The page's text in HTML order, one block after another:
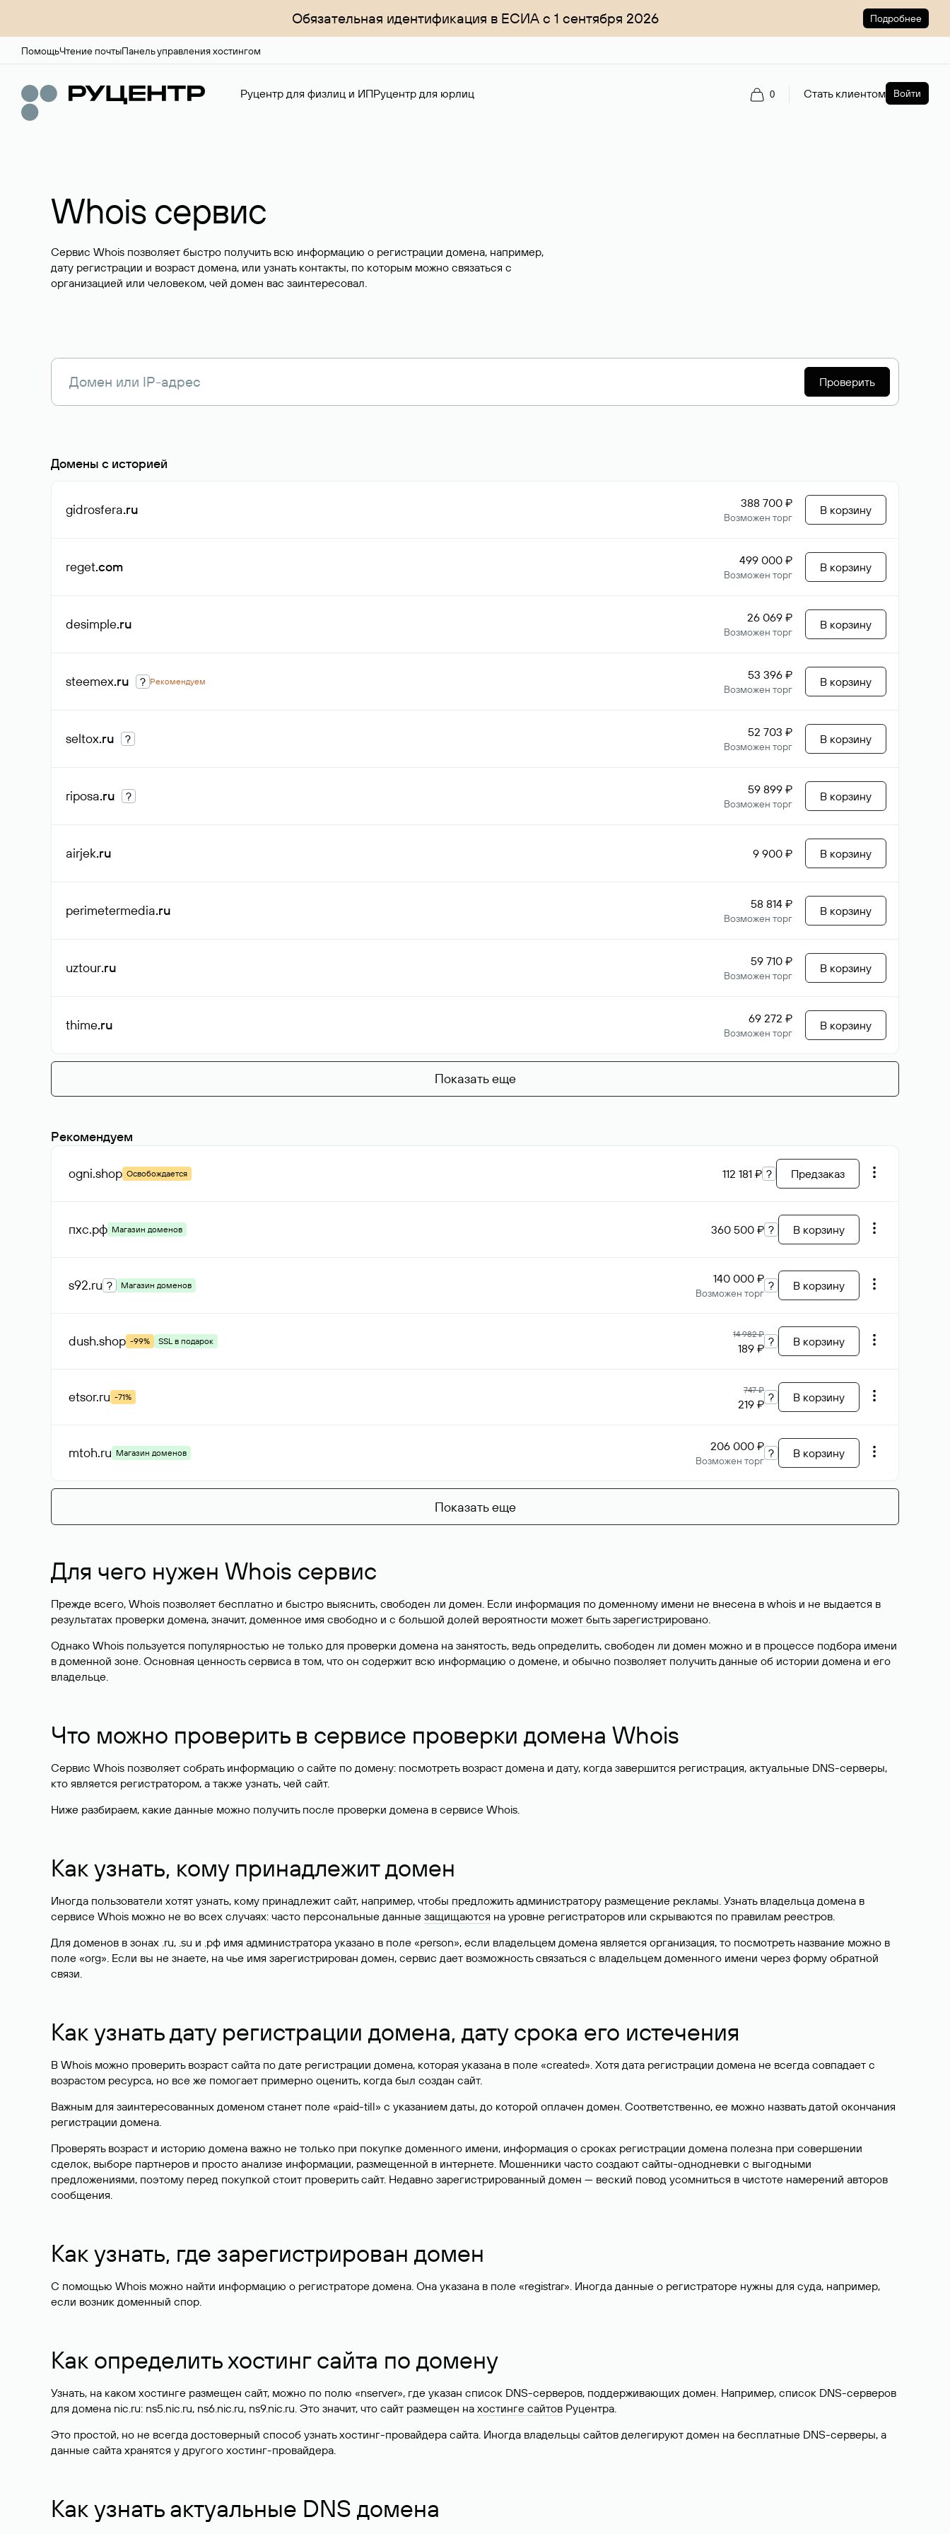
Обязательная идентификация в ЕСИА с 1 сентября 2026 Подробнее
ПомощьЧтение почтыПанель управления хостингом
Руцентр для физлиц и ИПРуцентр для юрлиц 0 Стать клиентом Войти
Whois сервис
Сервис Whois позволяет быстро получить всю информацию о регистрации домена, например,
дату регистрации и возраст домена, или узнать контакты, по которым можно связаться с
организацией или человеком, чей домен вас заинтересовал.
Проверить
Домены с историей
gidrosfera.ru 388 700 ₽
Возможен торг
В корзину
reget.com 499 000 ₽
Возможен торг
В корзину
desimple.ru 26 069 ₽
Возможен торг
В корзину
steemex.ru ? Рекомендуем 53 396 ₽
Возможен торг
В корзину
seltox.ru ? 52 703 ₽
Возможен торг
В корзину
riposa.ru ? 59 899 ₽
Возможен торг
В корзину
airjek.ru 9 900 ₽ В корзину
perimetermedia.ru 58 814 ₽
Возможен торг
В корзину
uztour.ru 59 710 ₽
Возможен торг
В корзину
thime.ru 69 272 ₽
Возможен торг
В корзину
Показать еще
Рекомендуем
ogni.shop Освобождается 112 181 ₽ ? Предзаказ
пхс.рф Магазин доменов 360 500 ₽ ? В корзину
s92.ru ? Магазин доменов 140 000 ₽
Возможен торг
? В корзину
dush.shop -99% SSL в подарок
14 982 ₽
189 ₽ ? В корзину
etsor.ru -71%
747 ₽
219 ₽ ? В корзину
mtoh.ru Магазин доменов 206 000 ₽
Возможен торг
? В корзину
Показать еще
Для чего нужен Whois сервис
Прежде всего, Whois позволяет бесплатно и быстро выяснить, свободен ли домен. Если информация по доменному имени не внесена в whois и не выдается в
результатах проверки домена, значит, доменное имя свободно и с большой долей вероятности может быть зарегистрировано.
Однако Whois пользуется популярностью не только для проверки домена на занятость, ведь определить, свободен ли домен можно и в процессе подбора имени
в доменной зоне. Основная ценность сервиса в том, что он содержит всю информацию о домене, и обычно позволяет получить данные об истории домена и его
владельце.
Что можно проверить в сервисе проверки домена Whois
Сервис Whois позволяет собрать информацию о сайте по домену: посмотреть возраст домена и дату, когда завершится регистрация, актуальные DNS-серверы,
кто является регистратором, а также узнать, чей сайт.
Ниже разбираем, какие данные можно получить после проверки домена в сервисе Whois.
Как узнать, кому принадлежит домен
Иногда пользователи хотят узнать, кому принадлежит сайт, например, чтобы предложить администратору размещение рекламы. Узнать владельца домена в
сервисе Whois можно не во всех случаях: часто персональные данные защищаются на уровне регистраторов или скрываются по правилам реестров.
Для доменов в зонах .ru, .su и .рф имя администратора указано в поле «person», если владельцем домена является организация, то посмотреть название можно в
поле «org». Если вы не знаете, на чье имя зарегистрирован домен, сервис дает возможность связаться с владельцем доменного имени через форму обратной
связи.
Как узнать дату регистрации домена, дату срока его истечения
В Whois можно проверить возраст сайта по дате регистрации домена, которая указана в поле «created». Хотя дата регистрации домена не всегда совпадает с
возрастом ресурса, но все же помогает примерно оценить, когда был создан сайт.
Важным для заинтересованных доменом станет поле «paid-till» с указанием даты, до которой оплачен домен. Соответственно, ее можно назвать датой окончания
регистрации домена.
Проверять возраст и историю домена важно не только при покупке доменного имени, информация о сроках регистрации домена полезна при совершении
сделок, выборе партнеров и просто анализе информации, размещенной в интернете. Мошенники часто создают сайты-однодневки с выгодными
предложениями, поэтому перед покупкой стоит проверить сайт. Недавно зарегистрированный домен — веский повод усомниться в чистоте намерений авторов
сообщения.
Как узнать, где зарегистрирован домен
С помощью Whois можно найти информацию о регистраторе домена. Она указана в поле «registrar». Иногда данные о регистраторе нужны для суда, например,
если возник доменный спор.
Как определить хостинг сайта по домену
Узнать, на каком хостинге размещен сайт, можно по полю «nserver», где указан список DNS-серверов, поддерживающих домен. Например, список DNS-серверов
для домена nic.ru: ns5.nic.ru, ns6.nic.ru, ns9.nic.ru. Это значит, что сайт размещен на хостинге сайтов Руцентра.
Это простой, но не всегда достоверный способ узнать хостинг-провайдера сайта. Иногда владельцы сайтов делегируют домен на бесплатные DNS-серверы, а
данные сайта хранятся у другого хостинг-провайдера.
Как узнать актуальные DNS домена